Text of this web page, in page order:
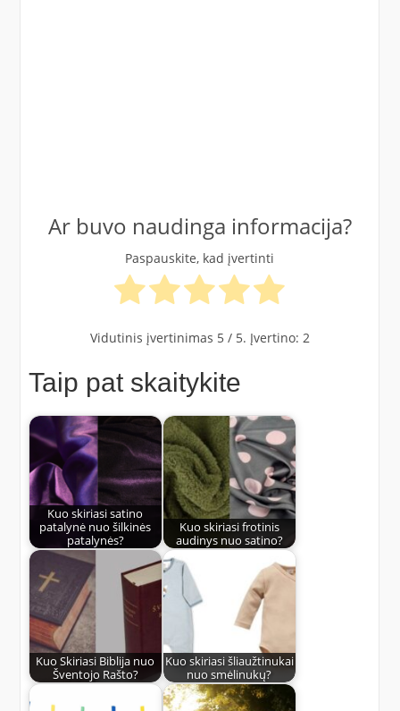
Ar buvo naudinga informacija?
Paspauskite, kad įvertinti
Vidutinis įvertinimas 5/ 5. Įvertino: 2
Taip pat skaitykite
Kuo skiriasi satino
patalynė nuo šilkinės
patalynės?
Kuo skiriasi frotinis
audinys nuo satino?
Kuo Skiriasi Biblija nuo
Šventojo Rašto?
Kuo skiriasi šliaužtinukai
nuo smėlinukų?